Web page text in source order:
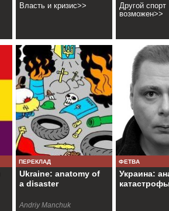
Власть и кризис>>
Другой спорт
возможен>>
ПЕРЕКЛАД
Ukraine: anatomy of
a disaster
Andriy Manchuk
ФЕТВА
Украина: